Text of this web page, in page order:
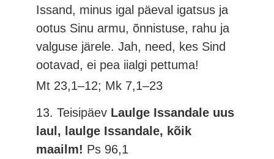
Issand, minus igal päeval igatsus ja
ootus Sinu armu, õnnistuse, rahu ja
valguse järele. Jah, need, kes Sind
ootavad, ei pea iialgi pettuma!
Mt 23,1–12; Mk 7,1–23
13. Teisipäev Laulge Issandale uus
laul, laulge Issandale, kõik
maailm! Ps 96,1